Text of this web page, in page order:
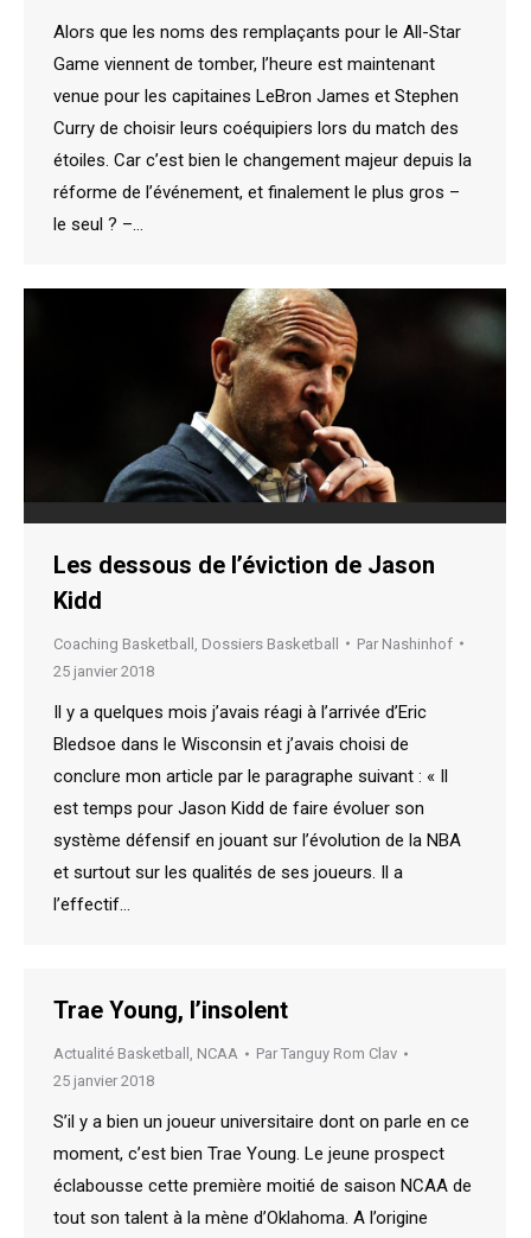
Alors que les noms des remplaçants pour le All-Star
Game viennent de tomber, l’heure est maintenant
venue pour les capitaines LeBron James et Stephen
Curry de choisir leurs coéquipiers lors du match des
étoiles. Car c’est bien le changement majeur depuis la
réforme de l’événement, et finalement le plus gros –
le seul ? –…
Les dessous de l’éviction de Jason
Kidd
Coaching Basketball Dossiers Basketball Par Nashinhof
25 janvier 2018
Il y a quelques mois j’avais réagi à l’arrivée d’Eric
Bledsoe dans le Wisconsin et j’avais choisi de
conclure mon article par le paragraphe suivant : « Il
est temps pour Jason Kidd de faire évoluer son
système défensif en jouant sur l’évolution de la NBA
et surtout sur les qualités de ses joueurs. Il a
l’effectif…
Trae Young, l’insolent
Actualité Basketball , NCAA Par Tanguy Rom Clav
25 janvier 2018
S’il y a bien un joueur universitaire dont on parle en ce
moment, c’est bien Trae Young. Le jeune prospect
éclabousse cette première moitié de saison NCAA de
tout son talent à la mène d’Oklahoma. A l’origine